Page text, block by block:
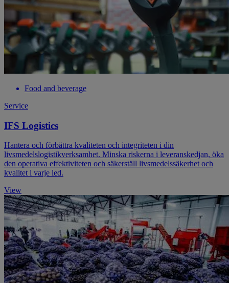
Food and beverage
Service
IFS Logistics
Hantera och förbättra kvaliteten och integriteten i din
livsmedelslogistikverksamhet. Minska riskerna i leveranskedjan, öka
den operativa effektiviteten och säkerställ livsmedelssäkerhet och
kvalitet i varje led.
View